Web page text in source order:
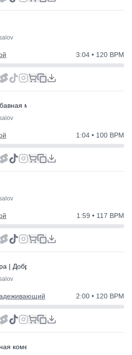
3:04 • 120 BPM
музыка
1:04 • 100 BPM
1:59 • 117 BPM
| Доброта | Семейный альбом
2:00 • 120 BPM
комедия